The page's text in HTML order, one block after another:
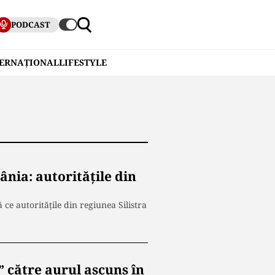
PODCAST
LIFESTYLE
autoritățile din
ce autoritățile din regiunea Silistra
către aurul ascuns în